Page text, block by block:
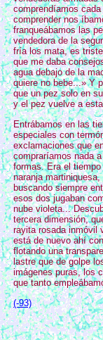
comprendíamos
comprender nos
franqueábamos las
vendedora de la
fría los mata, es
que me daba
agua debajo de la
quiere no bebe...» Y
que un pez solo en
y el pez vuelve a
Entrábamos en las
especiales con
exclamaciones que
compraríamos nada a
formas. Era el
naranja
buscando siempre
esos dos jugaban
nube violeta...
tercera dimensión,
rayita rosada inmóvil
está de nuevo ahí
flotando una
lastre que de golpe
imágenes puras, los
que tanto
(-93)